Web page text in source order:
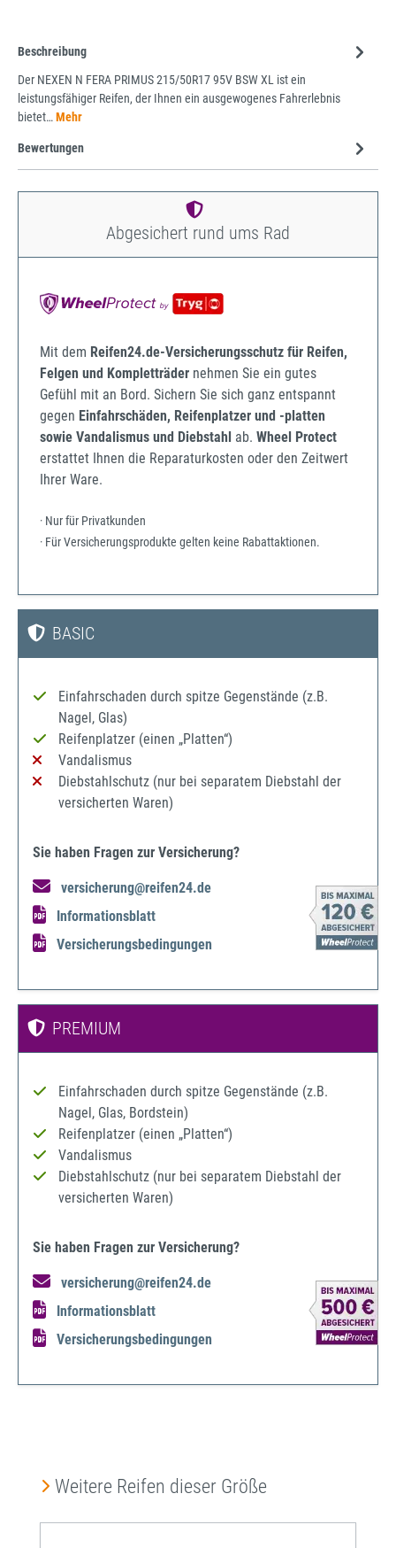
Beschreibung
Der NEXEN N FERA PRIMUS 215/50R17 95V BSW XL ist ein
leistungsfähiger Reifen, der Ihnen ein ausgewogenes Fahrerlebnis
bietet…Mehr
Bewertungen
Abgesichert rund ums Rad
Mit dem Reifen24.de-Versicherungsschutz für Reifen,
Felgen und Kompletträder nehmen Sie ein gutes
Gefühl mit an Bord. Sichern Sie sich ganz entspannt
gegen Einfahrschäden, Reifenplatzer und -platten
sowie Vandalismus und Diebstahl ab. Wheel Protect
erstattet Ihnen die Reparaturkosten oder den Zeitwert
Ihrer Ware.
· Nur für Privatkunden
· Für Versicherungsprodukte gelten keine Rabattaktionen.
BASIC
Einfahrschaden durch spitze Gegenstände (z.B.
Nagel, Glas)
Reifenplatzer (einen „Platten“)
Vandalismus
Diebstahlschutz (nur bei separatem Diebstahl der
versicherten Waren)
Sie haben Fragen zur Versicherung?
versicherung@reifen24.de
Informationsblatt
Versicherungsbedingungen
PREMIUM
Einfahrschaden durch spitze Gegenstände (z.B.
Nagel, Glas, Bordstein)
Reifenplatzer (einen „Platten“)
Vandalismus
Diebstahlschutz (nur bei separatem Diebstahl der
versicherten Waren)
Sie haben Fragen zur Versicherung?
versicherung@reifen24.de
Informationsblatt
Versicherungsbedingungen
Produktgalerie überspringen
Weitere Reifen dieser Größe